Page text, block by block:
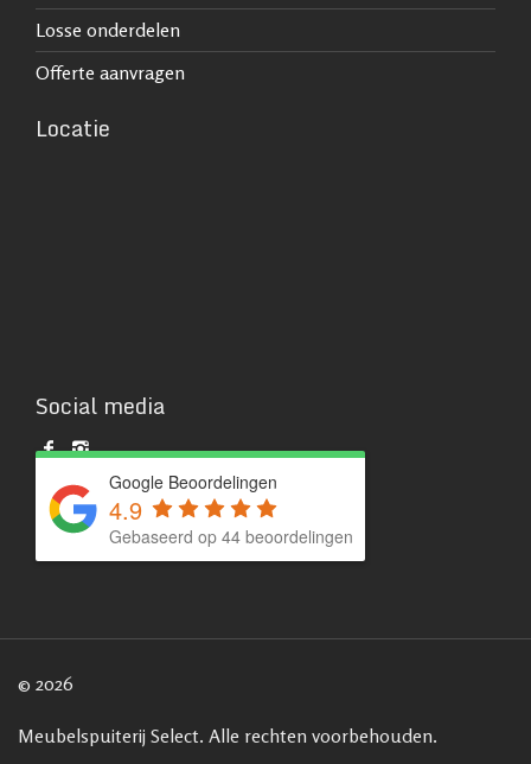
Losse onderdelen
Offerte aanvragen
Locatie
Social media
Google Beoordelingen
4.9
Gebaseerd op 44 beoordelingen
© 2026
Meubelspuiterij Select. Alle rechten voorbehouden.